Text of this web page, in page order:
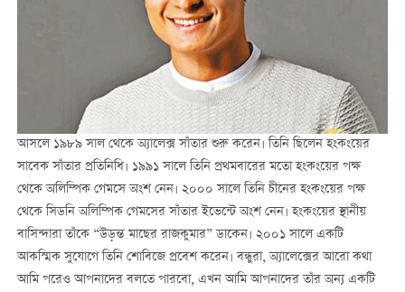
আসলে ১৯৮৯ সাল থেকে অ্যালেক্স সাঁতার শুরু করেন। তিনি ছিলেন হংকংয়ের
সাবেক সাঁতার প্রতিনিধি। ১৯৯১ সালে তিনি প্রথমবারের মতো হংকংয়ের পক্ষ
থেকে অলিম্পিক গেমসে অংশ নেন। ২০০০ সালে তিনি চীনের হংকংয়ের পক্ষ
থেকে সিডনি অলিম্পিক গেমসের সাঁতার ইভেন্টে অংশ নেন। হংকংয়ের স্থানীয়
বাসিন্দারা তাঁকে “উড়ন্ত মাছের রাজকুমার” ডাকেন। ২০০১ সালে একটি
আকস্মিক সুযোগে তিনি শোবিজে প্রবেশ করেন। বন্ধুরা, অ্যালেক্সের আরো কথা
আমি পরেও আপনাদের বলতে পারবো, এখন আমি আপনাদের তাঁর অন্য একটি